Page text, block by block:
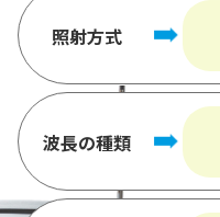
照射方式
波長の種類